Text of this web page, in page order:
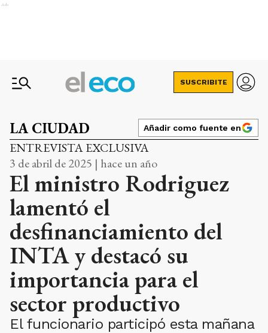
Ads
SUSCRIBITE
LA CIUDAD Añadir como fuente en
ENTREVISTA EXCLUSIVA
3 de abril de 2025 | hace un año
El ministro Rodriguez
lamentó el
desfinanciamiento del
INTA y destacó su
importancia para el
sector productivo
El funcionario participó esta mañana